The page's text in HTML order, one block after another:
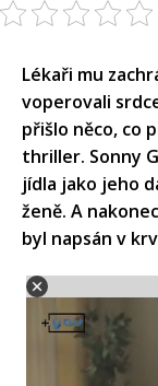
Lékaři mu
voperovali
přišlo něco, co
thriller. Sonny
jídla jako jeho
ženě. A
byl napsán v